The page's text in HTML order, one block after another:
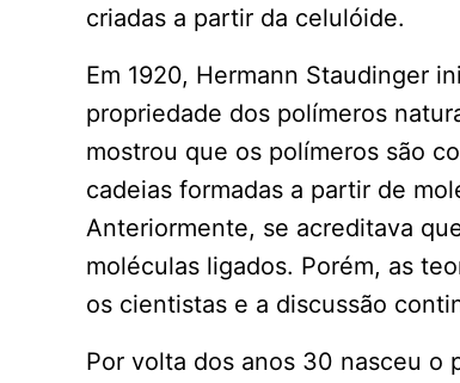
criadas a partir da celulóide.
Em 1920, Hermann Staudinger
propriedade dos polímeros
mostrou que os polímeros são
cadeias formadas a partir de
Anteriormente, se acreditava
moléculas ligados. Porém, as
os cientistas e a discussão
Por volta dos anos 30 nasceu o